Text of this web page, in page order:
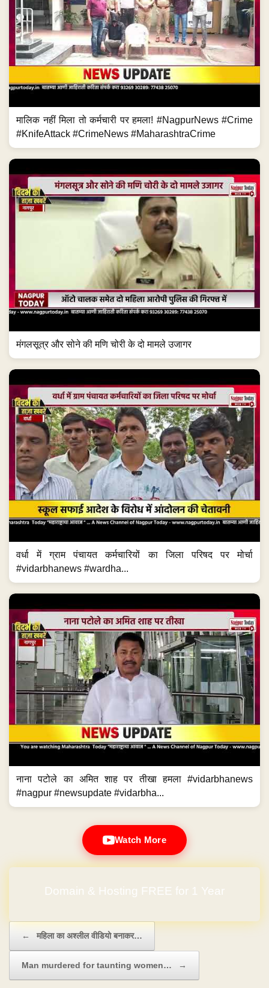
मालिक नहीं मिला तो कर्मचारी पर हमला! #NagpurNews #Crime
#KnifeAttack #CrimeNews #MaharashtraCrime
मंगलसूत्र और सोने की मणि चोरी के दो मामले उजागर
वर्धा में ग्राम पंचायत कर्मचारियों का जिला परिषद पर मोर्चा
#vidarbhanews #wardha...
नाना पटोले का अमित शाह पर तीखा हमला #vidarbhanews
#nagpur #newsupdate #vidarbha...
Watch More
Domain & Hosting FREE for 1 Year
← महिला का अश्लील वीडियो बनाकर…
Man murdered for taunting women… →